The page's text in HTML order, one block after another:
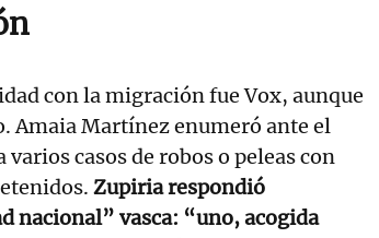
con la migración fue Vox, aunque
Amaia Martínez enumeró ante el
casos de robos o peleas con
Zupiria respondió
nacional” vasca: “uno, acogida